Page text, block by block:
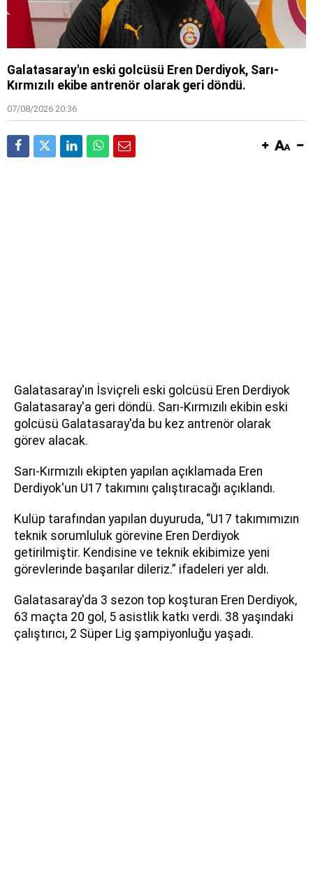
Galatasaray'ın eski golcüsü Eren Derdiyok, Sarı-
Kırmızılı ekibe antrenör olarak geri döndü.
07/08/2026 20:36
Galatasaray'ın İsviçreli eski golcüsü Eren Derdiyok
Galatasaray'a geri döndü. Sarı-Kırmızılı ekibin eski
golcüsü Galatasaray'da bu kez antrenör olarak
görev alacak.
Sarı-Kırmızılı ekipten yapılan açıklamada Eren
Derdiyok'un U17 takımını çalıştıracağı açıklandı.
Kulüp tarafından yapılan duyuruda, “U17 takımımızın
teknik sorumluluk görevine Eren Derdiyok
getirilmiştir. Kendisine ve teknik ekibimize yeni
görevlerinde başarılar dileriz.” ifadeleri yer aldı.
Galatasaray'da 3 sezon top koşturan Eren Derdiyok,
63 maçta 20 gol, 5 asistlik katkı verdi. 38 yaşındaki
çalıştırıcı, 2 Süper Lig şampiyonluğu yaşadı.